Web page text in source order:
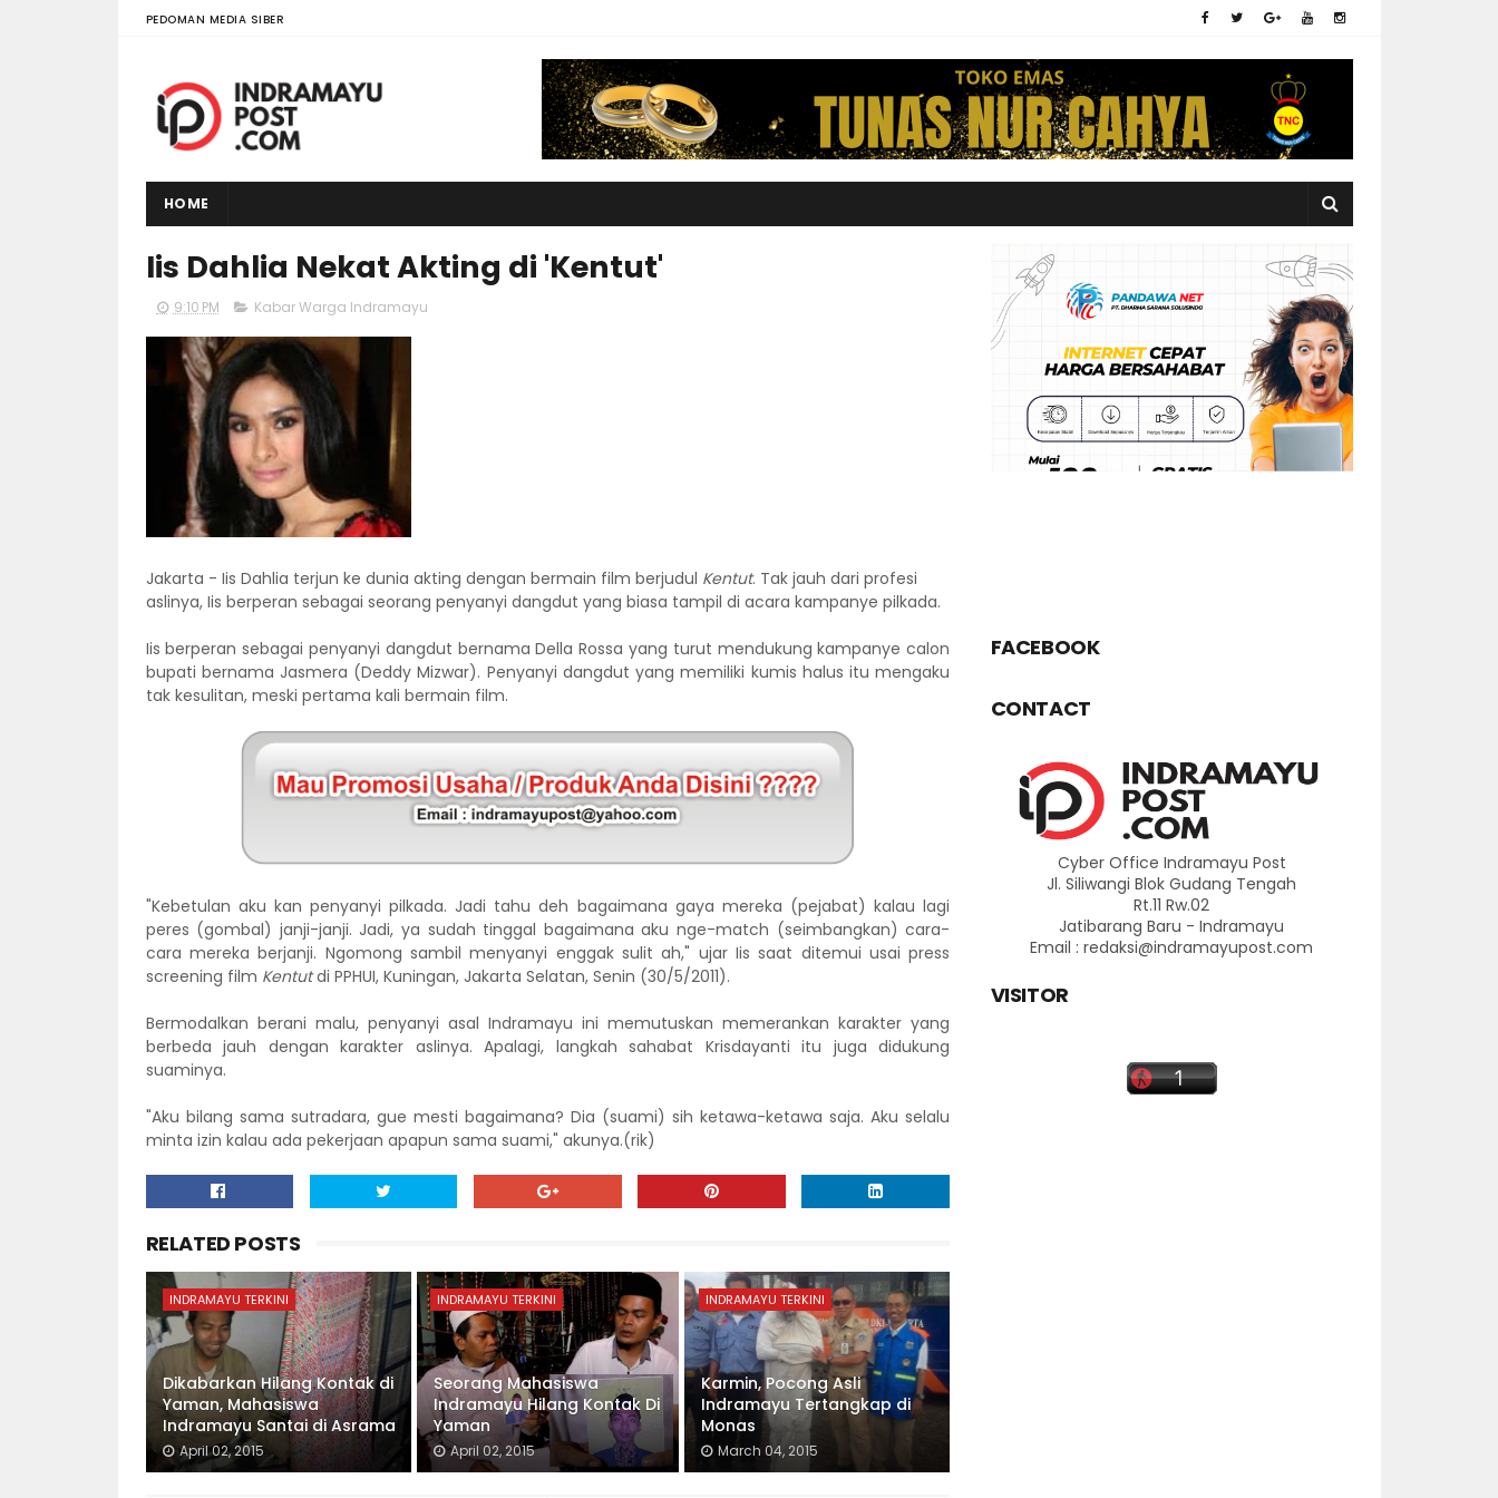
PEDOMAN MEDIA SIBER
HOME
Iis Dahlia Nekat Akting di 'Kentut'
9:10 PM Kabar Warga Indramayu
Jakarta - Iis Dahlia terjun ke dunia akting dengan bermain film berjudul Kentut. Tak jauh dari profesi
aslinya, Iis berperan sebagai seorang penyanyi dangdut yang biasa tampil di acara kampanye pilkada.
Iis berperan sebagai penyanyi dangdut bernama Della Rossa yang turut mendukung kampanye calon
bupati bernama Jasmera (Deddy Mizwar). Penyanyi dangdut yang memiliki kumis halus itu mengaku
tak kesulitan, meski pertama kali bermain film.
"Kebetulan aku kan penyanyi pilkada. Jadi tahu deh bagaimana gaya mereka (pejabat) kalau lagi
peres (gombal) janji-janji. Jadi, ya sudah tinggal bagaimana aku nge-match (seimbangkan) cara-
cara mereka berjanji. Ngomong sambil menyanyi enggak sulit ah," ujar Iis saat ditemui usai press
screening film Kentutdi PPHUI, Kuningan, Jakarta Selatan, Senin (30/5/2011).
Bermodalkan berani malu, penyanyi asal Indramayu ini memutuskan memerankan karakter yang
berbeda jauh dengan karakter aslinya. Apalagi, langkah sahabat Krisdayanti itu juga didukung
suaminya.
"Aku bilang sama sutradara, gue mesti bagaimana? Dia (suami) sih ketawa-ketawa saja. Aku selalu
minta izin kalau ada pekerjaan apapun sama suami," akunya.(rik)
RELATED POSTS
INDRAMAYU TERKINI
Dikabarkan Hilang Kontak di
Yaman, Mahasiswa
Indramayu Santai di Asrama
April 02, 2015
INDRAMAYU TERKINI
Seorang Mahasiswa
Indramayu Hilang Kontak Di
Yaman
April 02, 2015
INDRAMAYU TERKINI
Karmin, Pocong Asli
Indramayu Tertangkap di
Monas
March 04, 2015
FACEBOOK
CONTACT
Cyber Office Indramayu Post
Jl. Siliwangi Blok Gudang Tengah
Rt.11 Rw.02
Jatibarang Baru - Indramayu
Email : redaksi@indramayupost.com
VISITOR